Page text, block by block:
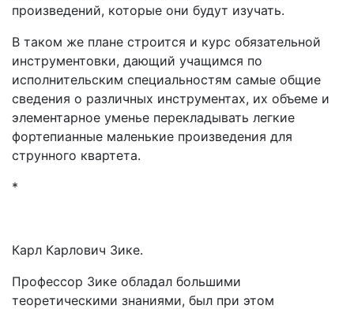
произведений, которые они будут изучать.
В таком же плане строится и курс обязательной
инструментовки, дающий учащимся по
исполнительским специальностям самые общие
сведения о различных инструментах, их объеме и
элементарное уменье перекладывать легкие
фортепианные маленькие произведения для
струнного квартета.
*
Карл Карлович Зике.
Профессор Зике обладал большими
теоретическими знаниями, был при этом